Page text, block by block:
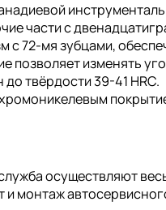
части с
с 72-мя зубцами,
позволяет изменять
твёрдости 39-41 HRC.
осуществляют
и монтаж